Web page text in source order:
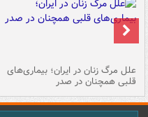
علل مرگ زنان در ایران؛ بیماری‌های
قلبی همچنان در صدر